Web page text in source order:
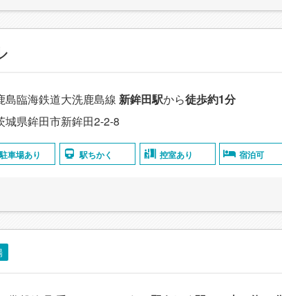
島臨海鉄道大洗鹿島線 新鉾田駅から徒歩約1分
城県鉾田市新鉾田2-2-8
駐車場あり 駅ちかく 控室あり 宿泊可